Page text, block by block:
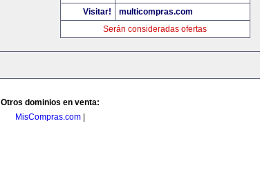
Visitar!
multicompras.com
Serán consideradas ofertas
Otros dominios en venta:
MisCompras.com